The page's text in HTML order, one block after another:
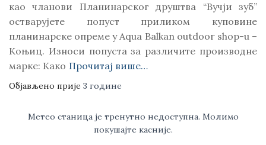
као чланови Планинарског друштва “Вучји зуб”
остварујете попуст приликом куповине
планинарске опреме у Aqua Balkan outdoor shop-u –
Коњиц. Износи попуста за различите производне
марке: Kако Прочитај више…
Објављено прије 3 године
Метео станица је тренутно недоступна. Молимо
покушајте касније.